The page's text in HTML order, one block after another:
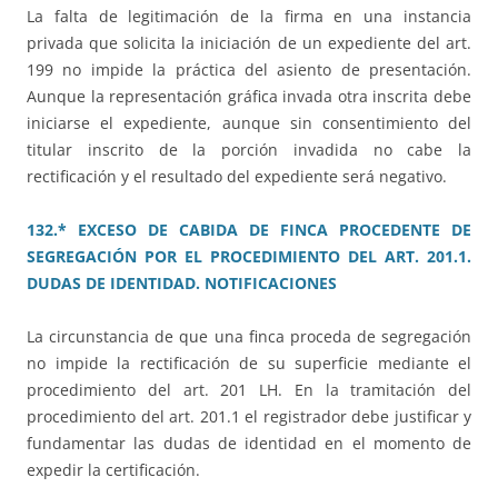
La falta de legitimación de la firma en una instancia
privada que solicita la iniciación de un expediente del art.
199 no impide la práctica del asiento de presentación.
Aunque la representación gráfica invada otra inscrita debe
iniciarse el expediente, aunque sin consentimiento del
titular inscrito de la porción invadida no cabe la
rectificación y el resultado del expediente será negativo.
132.* EXCESO DE CABIDA DE FINCA PROCEDENTE DE
SEGREGACIÓN POR EL PROCEDIMIENTO DEL ART. 201.1.
DUDAS DE IDENTIDAD. NOTIFICACIONES
La circunstancia de que una finca proceda de segregación
no impide la rectificación de su superficie mediante el
procedimiento del art. 201 LH. En la tramitación del
procedimiento del art. 201.1 el registrador debe justificar y
fundamentar las dudas de identidad en el momento de
expedir la certificación.